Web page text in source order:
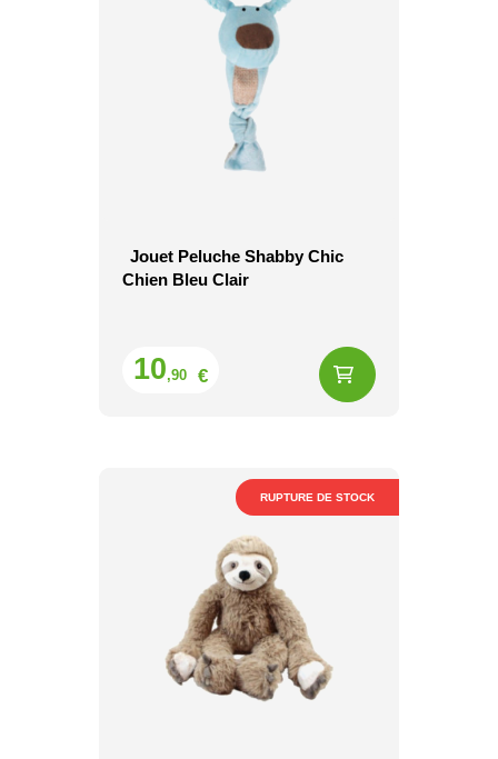
Jouet Peluche Shabby Chic
Chien Bleu Clair
10,90 €
RUPTURE DE STOCK